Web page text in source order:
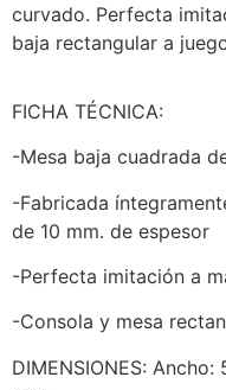
curvado. Perfecta
baja rectangular a
FICHA TÉCNICA:
-Mesa baja cuadrada
-Fabricada
de 10 mm. de espesor
-Perfecta imitación a
-Consola y mesa
DIMENSIONES: